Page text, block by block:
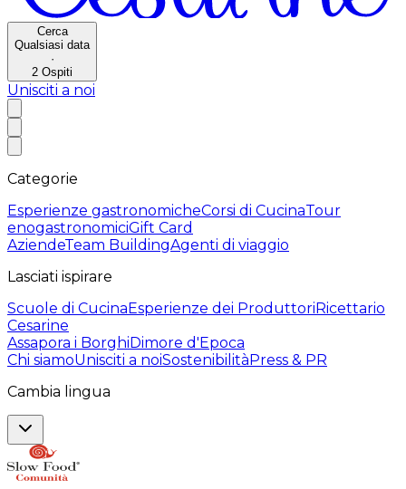
Cerca
Qualsiasi data
·
2 Ospiti
Unisciti a noi
Categorie
Esperienze gastronomicheCorsi di CucinaTour
enogastronomiciGift Card
AziendeTeam BuildingAgenti di viaggio
Lasciati ispirare
Scuole di CucinaEsperienze dei ProduttoriRicettario
Cesarine
Assapora i BorghiDimore d'Epoca
Chi siamoUnisciti a noiSostenibilitàPress & PR
Cambia lingua